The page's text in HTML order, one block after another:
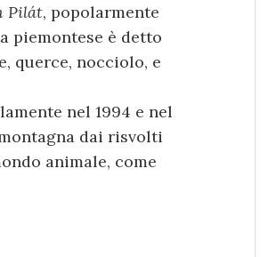
Pilát, popolarmente
piemontese è detto
querce, nocciolo, e
nel 1994 e nel
dai risvolti
animale, come